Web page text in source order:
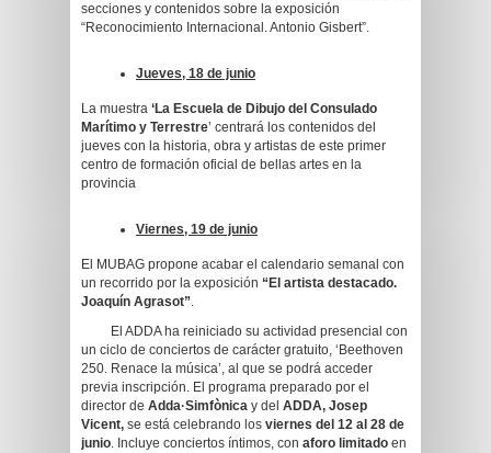
secciones y contenidos sobre la exposición
“Reconocimiento Internacional. Antonio Gisbert”.
Jueves, 18 de junio
La muestra ‘La Escuela de Dibujo del Consulado
Marítimo y Terrestre’ centrará los contenidos del
jueves con la historia, obra y artistas de este primer
centro de formación oficial de bellas artes en la
provincia
Viernes, 19 de junio
El MUBAG propone acabar el calendario semanal con
un recorrido por la exposición “El artista destacado.
Joaquín Agrasot”.
El ADDA ha reiniciado su actividad presencial con
un ciclo de conciertos de carácter gratuito, ‘Beethoven
250. Renace la música’, al que se podrá acceder
previa inscripción. El programa preparado por el
director de Adda·Simfònica y del ADDA, Josep
Vicent, se está celebrando los viernes del 12 al 28 de
junio. Incluye conciertos íntimos, con aforo limitado en